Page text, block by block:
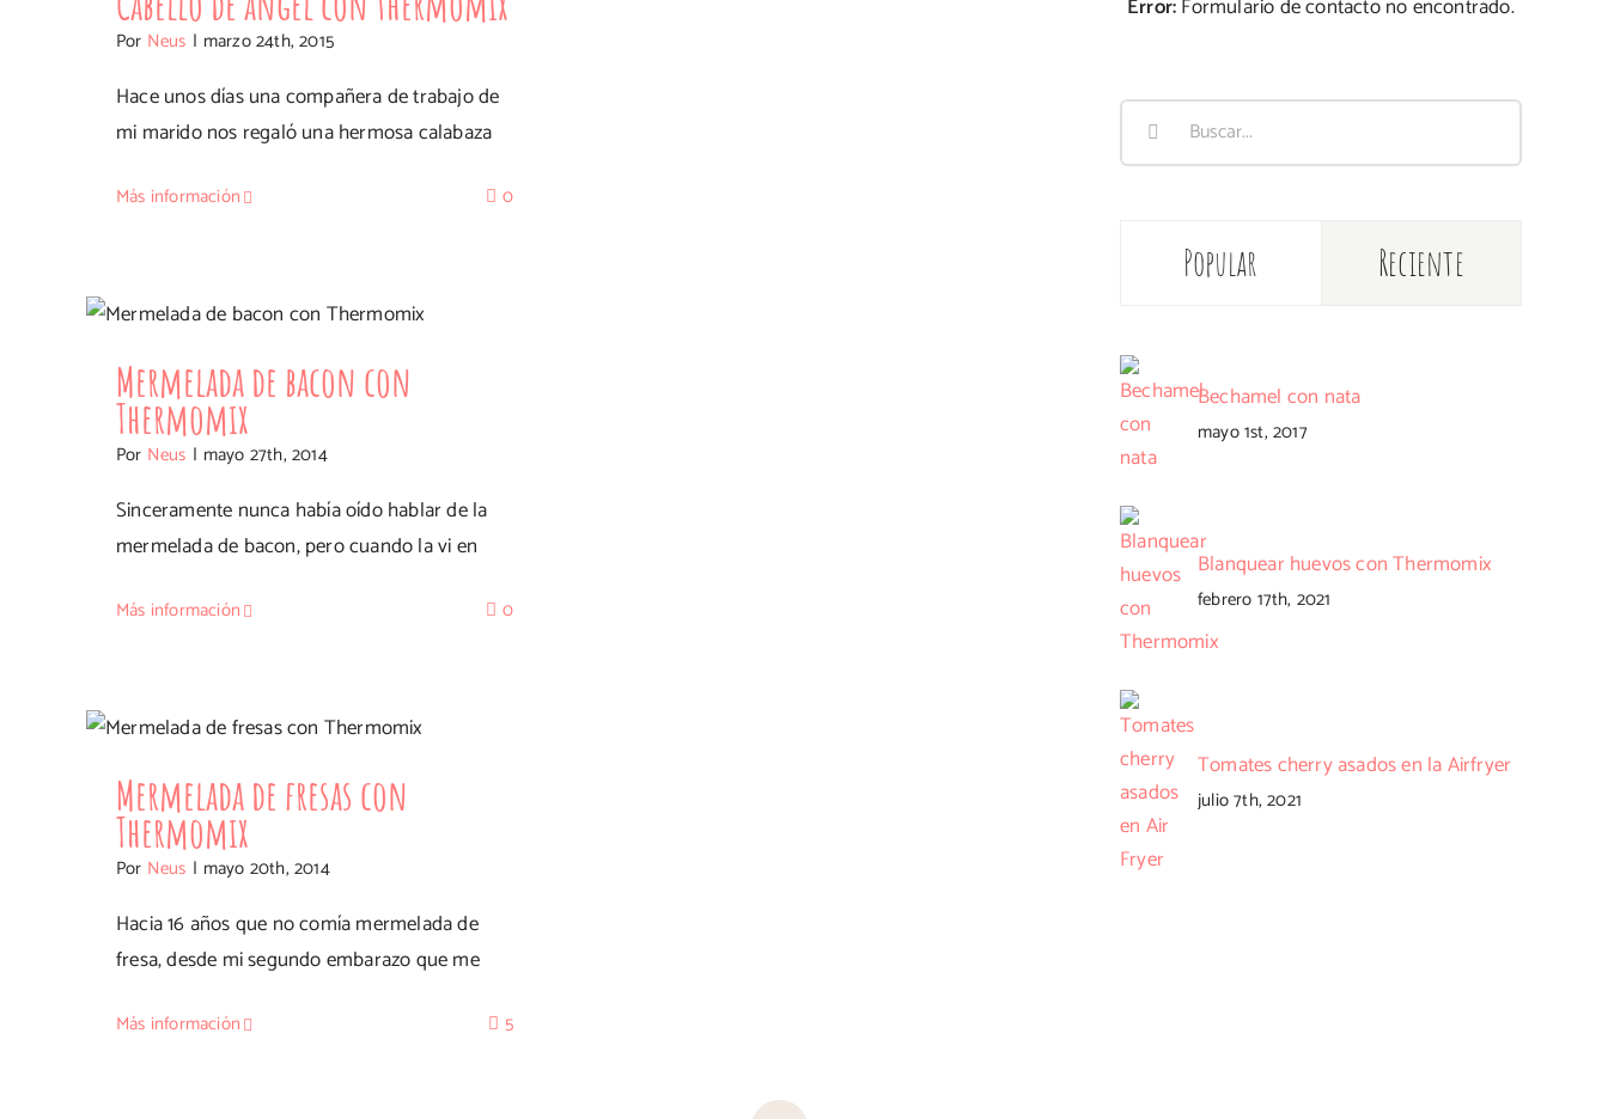
Por Neus | marzo 24th, 2015
Hace unos días una compañera de trabajo de
mi marido nos regaló una hermosa calabaza
Más información 0
Mermelada de bacon con Thermomix
Mermelada de bacon con
Thermomix
Por Neus | mayo 27th, 2014
Sinceramente nunca había oído hablar de la
mermelada de bacon, pero cuando la vi en
Más información 0
Mermelada de fresas con Thermomix
Mermelada de fresas con
Thermomix
Por Neus | mayo 20th, 2014
Hacia 16 años que no comía mermelada de
fresa, desde mi segundo embarazo que me
Más información 5
Error:Formulario de contacto no encontrado.
Buscar:
Popular Reciente
Bechamel con nata
mayo 1st, 2017
Blanquear huevos con Thermomix
febrero 17th, 2021
Tomates cherry asados en la Airfryer
julio 7th, 2021